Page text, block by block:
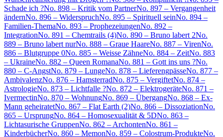
Schade ich ?No. 898 – Kritik vom PartnerNo. 897 – Vergangenheit
ändernNo. 896 – WiderspruchNo. 895 – Spirituell seinNo. 894 –
Familien-ThemaNo. 893 – ProphezeiungenNo. 892 –
IntegrationNo. 891 – Chemtrails (4)No. 890 – Bruno labert 2No.
889 – Bruno labert nurNo. 888 – Graue HaareNo. 887 – VirenNo.
886 – Blutgruppe 0No. 885 – Weisse ZähneNo. 884 – ZeitNo. 883
– UkraineNo. 882 – Queen RomanaNo. 881 – Gott ins uns ?No.
880 – C-AngstNo. 879 – LungeNo. 878 – LieferengpässeNo. 877 –
AmbivalenzNo. 876 – HamsterradNo. 875 – VergiftetNo. 874 –
AstrologieNo. 873 – Lichtfalle ?No. 872 – ElektrogeräteNo. 871 –
IvermectinNo. 870 – WohnungNo. 869 – ÜbergangNo. 868 – Ex-
Mann geheiratetNo. 867 – Flat Earth (2)No. 866 – DissoziationNo.
865 – UrsprungNo. 864 – Homosexualität & 5DNo. 863 –
Lichtasurische GruppenNo. 862 – ArchontenNo. 861 –
KinderbücherNo. 860 – MemonNo. 859 – Colostrum-ProdukteNo.